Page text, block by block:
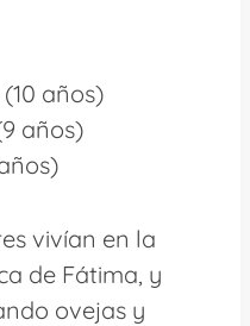
(10 años)
años)
vivían en la
de Fátima, y
ovejas y